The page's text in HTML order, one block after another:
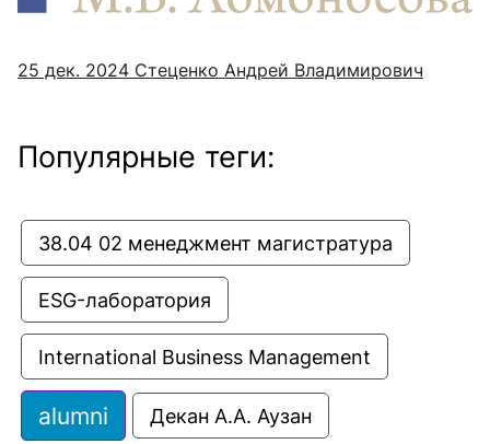
25 дек. 2024 Стеценко Андрей Владимирович
Популярные теги:
38.04 02 менеджмент магистратура
ESG-лаборатория
International Business Management
alumni Декан А.А. Аузан